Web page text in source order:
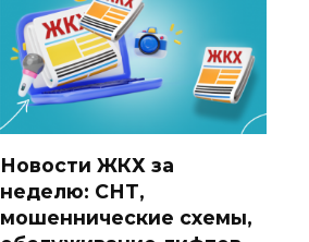
Новости ЖКХ за
неделю: СНТ,
мошеннические схемы,